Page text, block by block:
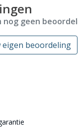
nog geen
eigen beoordeling